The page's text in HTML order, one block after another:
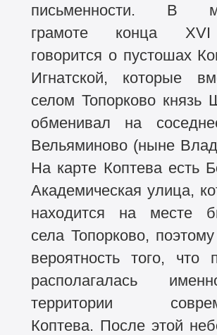
письменности. В
грамоте конца
говорится о пустошах
Игнатской, которые
селом Топорково князь
обменивал на
Вельяминово (ныне
На карте Коптева есть
Академическая улица,
находится на месте
села Топорково,
вероятность того, что
располагалась
территории
Коптева. После этой